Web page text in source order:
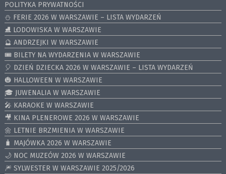
POLITYKA PRYWATNOŚCI
⛄️ FERIE 2026 W WARSZAWIE – LISTA WYDARZEŃ
⛸ LODOWISKA W WARSZAWIE
🔮 ANDRZEJKI W WARSZAWIE
🎟️ BILETY NA WYDARZENIA W WARSZAWIE
🎈 DZIEŃ DZIECKA 2026 W WARSZAWIE – LISTA WYDARZEŃ
🎃 HALLOWEEN W WARSZAWIE
🎓 JUWENALIA W WARSZAWIE
🎤 KARAOKE W WARSZAWIE
🎥 KINA PLENEROWE 2026 W WARSZAWIE
🌼 LETNIE BRZMIENIA W WARSZAWIE
🧳 MAJÓWKA 2026 W WARSZAWIE
🌙 NOC MUZEÓW 2026 W WARSZAWIE
🎆 SYLWESTER W WARSZAWIE 2025/2026